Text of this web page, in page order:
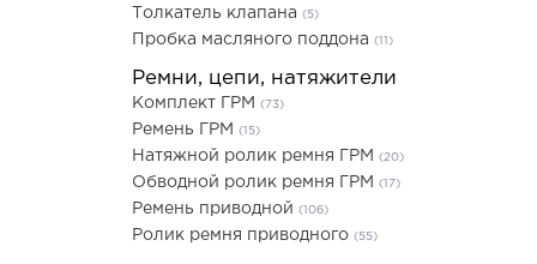
Толкатель клапана (5)
Пробка масляного поддона (11)
Ремни, цепи, натяжители
Комплект ГРМ (73)
Ремень ГРМ (15)
Натяжной ролик ремня ГРМ (20)
Обводной ролик ремня ГРМ (17)
Ремень приводной (106)
Ролик ремня приводного (55)